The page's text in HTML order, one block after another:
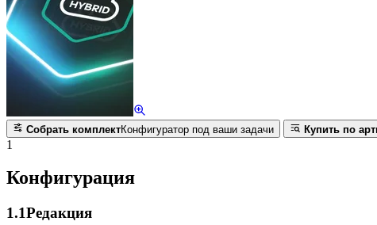
Собрать комплектКонфигуратор под ваши задачи Купить по
1
Конфигурация
1.1Редакция